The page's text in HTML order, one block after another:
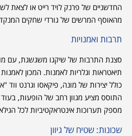
החדשניים של פרנק לויד רייט או לצאת
מהאוסף המרשים של גורדי שחקים
תרבות ואמנויות
סצנת התרבות של שיקגו משגשגת, עם
תיאטראות וגלריות לאמנות. המכון
כולל יצירות של מונה, פיקאסו וגרנט ווד
התוסס מציע מגוון רחב של הופעות, בעוד
מספק תערוכות אינטראקטיביות לכל
שכונות: שטיח של גיוון